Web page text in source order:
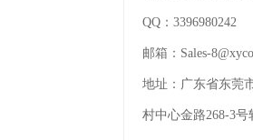
QQ： 3396980242
邮箱： Sales-
地址： 广东省东莞
村中心金路268-3号